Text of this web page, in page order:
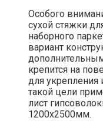
Особого
сухой стяжки
наборного
вариант
крепится на
для укрепления
такой цели
лист
1200х2500мм.